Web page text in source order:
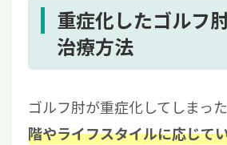
重症化したゴルフ
治療方法
ゴルフ肘が重症化してしまった
階やライフスタイルに応じて